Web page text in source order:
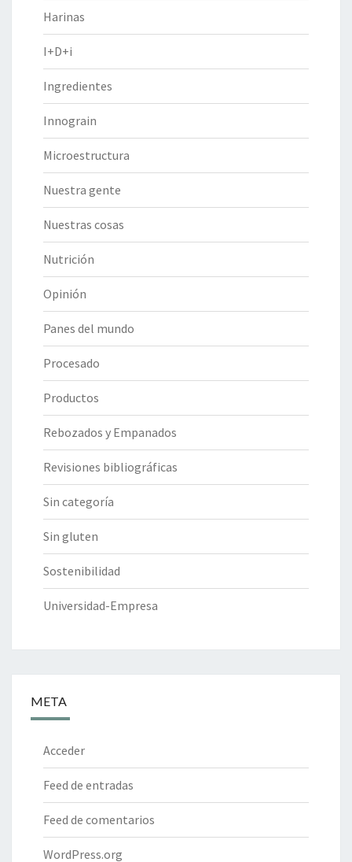
Harinas
I+D+i
Ingredientes
Innograin
Microestructura
Nuestra gente
Nuestras cosas
Nutrición
Opinión
Panes del mundo
Procesado
Productos
Rebozados y Empanados
Revisiones bibliográficas
Sin categoría
Sin gluten
Sostenibilidad
Universidad-Empresa
META
Acceder
Feed de entradas
Feed de comentarios
WordPress.org